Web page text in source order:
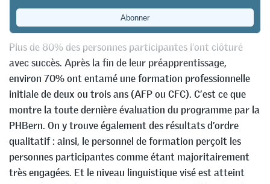
Barbara E. Stalder&Marie-Theres Schönbächler
Le préapprentissage d’intégration (PAI) est une réussite.
Plus de 80% des personnes participantes l’ont clôturé
avec succès. Après la fin de leur préapprentissage,
environ 70% ont entamé une formation professionnelle
initiale de deux ou trois ans (AFP ou CFC). C’est ce que
montre la toute dernière évaluation du programme par la
PHBern. On y trouve également des résultats d’ordre
qualitatif : ainsi, le personnel de formation perçoit les
personnes participantes comme étant majoritairement
très engagées. Et le niveau linguistique visé est atteint